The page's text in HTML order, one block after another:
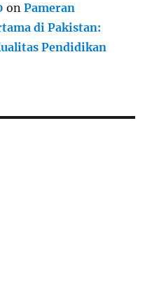
onPameran
di Pakistan:
Pendidikan